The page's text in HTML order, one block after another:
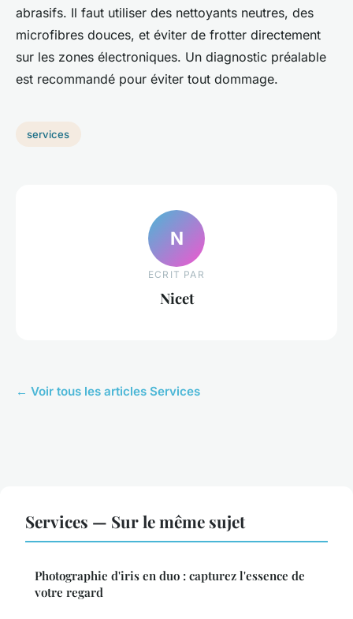
abrasifs. Il faut utiliser des nettoyants neutres, des
microfibres douces, et éviter de frotter directement
sur les zones électroniques. Un diagnostic préalable
est recommandé pour éviter tout dommage.
services
N
ECRIT PAR
Nicet
← Voir tous les articles Services
Services — Sur le même sujet
Photographie d'iris en duo : capturez l'essence de
votre regard